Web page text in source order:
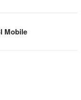
Mobile